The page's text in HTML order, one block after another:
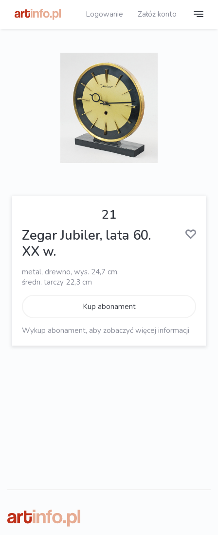
Logowanie Załóż konto
21
Zegar Jubiler, lata 60.
XX w.
metal, drewno, wys. 24,7 cm,
średn. tarczy 22,3 cm
Kup abonament
Wykup abonament, aby zobaczyć więcej informacji